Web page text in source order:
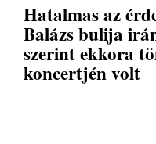
Hatalmas az
Balázs bulija
szerint ekkora
koncertjén volt